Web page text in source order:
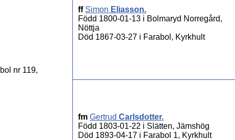
nr 119,
ff Simon Eliasson.
Född 1800-01-13 i Bolmaryd Norregård,
Nöttja
Död 1867-03-27 i Farabol, Kyrkhult
fm Gertrud Carlsdotter.
Född 1803-01-22 i Slätten, Jämshög
Död 1893-04-17 i Farabol 1, Kyrkhult